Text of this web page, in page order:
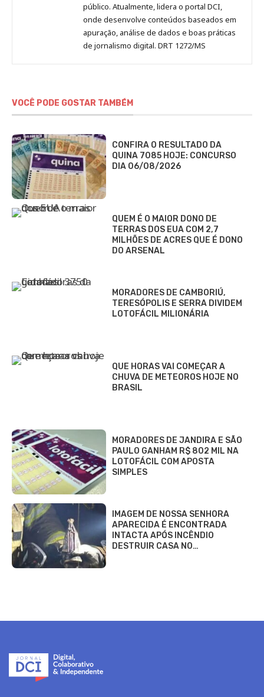
público. Atualmente, lidera o portal DCI,
onde desenvolve conteúdos baseados em
apuração, análise de dados e boas práticas
de jornalismo digital. DRT 1272/MS
VOCÊ PODE GOSTAR TAMBÉM
CONFIRA O RESULTADO DA
QUINA 7085 HOJE: CONCURSO
DIA 06/08/2026
QUEM É O MAIOR DONO DE
TERRAS DOS EUA COM 2,7
MILHÕES DE ACRES QUE É DONO
DO ARSENAL
MORADORES DE CAMBORIÚ,
TERESÓPOLIS E SERRA DIVIDEM
LOTOFÁCIL MILIONÁRIA
QUE HORAS VAI COMEÇAR A
CHUVA DE METEOROS HOJE NO
BRASIL
MORADORES DE JANDIRA E SÃO
PAULO GANHAM R$ 802 MIL NA
LOTOFÁCIL COM APOSTA
SIMPLES
IMAGEM DE NOSSA SENHORA
APARECIDA É ENCONTRADA
INTACTA APÓS INCÊNDIO
DESTRUIR CASA NO…